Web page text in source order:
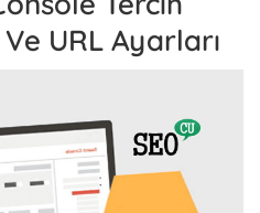
URL Ayarları